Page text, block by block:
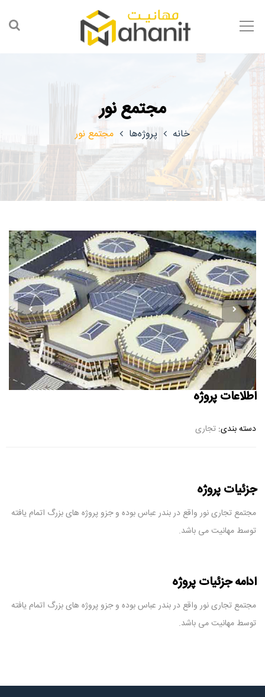
مجتمع نور
خانه پروژه‌ها مجتمع نور
اطلاعات پروژه
دسته بندی: تجاری
جزئیات پروژه
مجتمع تجاری نور واقع در بندر عباس بوده و جزو پروژه های بزرگ اتمام یافته
توسط مهانیت می باشد.
ادامه جزئیات پروژه
مجتمع تجاری نور واقع در بندر عباس بوده و جزو پروژه های بزرگ اتمام یافته
توسط مهانیت می باشد.